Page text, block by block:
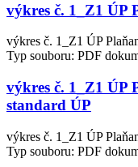
výkres č. 1_Z1 ÚP
výkres č. 1_Z1 ÚP
Typ souboru: PDF
výkres č. 1_Z1 ÚP
standard ÚP
výkres č. 1_Z1 ÚP
Typ souboru: PDF